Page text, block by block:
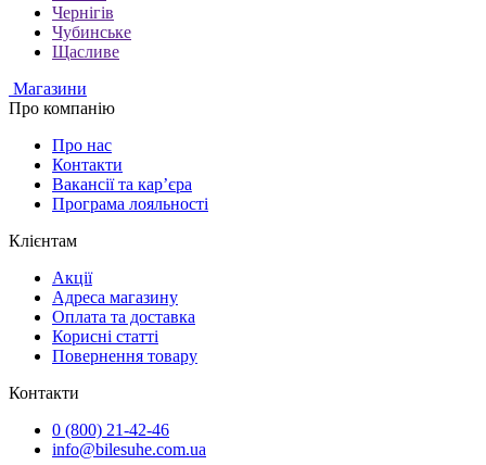
Чернігів
Чубинське
Щасливе
Магазини
Про компанію
Про нас
Контакти
Вакансії та кар’єра
Програма лояльності
Клієнтам
Акції
Адреса магазину
Оплата та доставка
Корисні статті
Повернення товару
Контакти
0 (800) 21-42-46
info@bilesuhe.com.ua